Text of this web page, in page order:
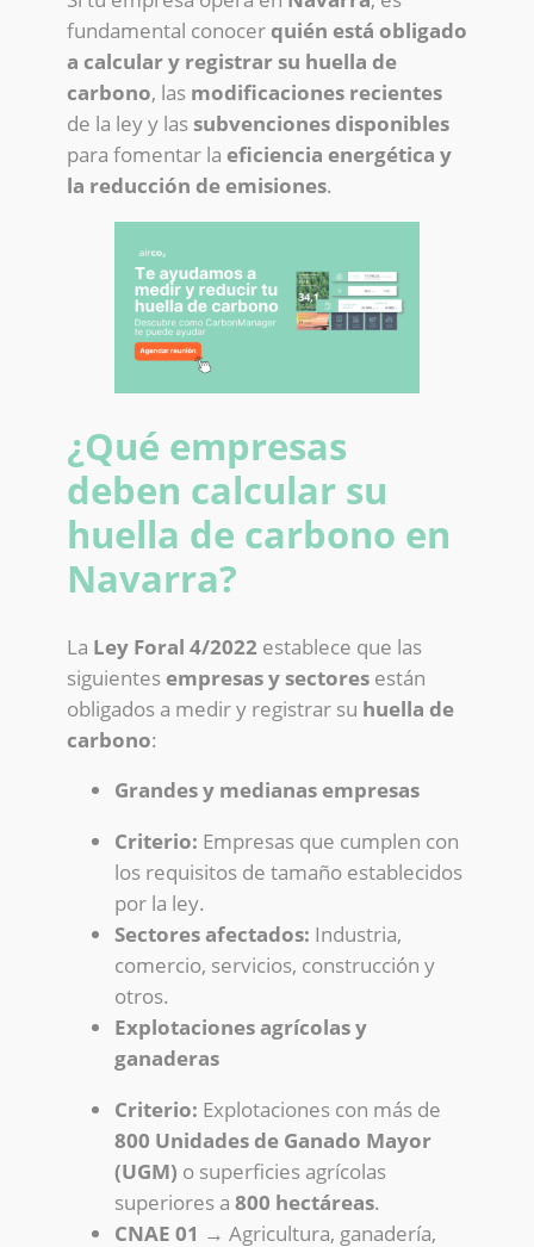
fundamental conocerquién está obligado
a calcular y registrar su huella de
carbono, las modificaciones recientes
de la ley y lassubvenciones disponibles
para fomentar la eficiencia energética y
la reducción de emisiones.
¿Qué empresas
deben calcular su
huella de carbono en
Navarra?
La Ley Foral 4/2022 establece que las
siguientesempresas y sectoresestán
obligados a medir y registrar su huella de
carbono:
Grandes y medianas empresas
Criterio: Empresas que cumplen con
los requisitos de tamaño establecidos
por la ley.
Sectores afectados: Industria,
comercio, servicios, construcción y
otros.
Explotaciones agrícolas y
ganaderas
Criterio: Explotaciones con más de
800 Unidades de Ganado Mayor
(UGM) o superficies agrícolas
superiores a 800 hectáreas.
CNAE 01 → Agricultura, ganadería,